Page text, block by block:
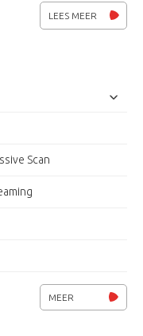
P-Iris lens geeft de
optimaliseert de Iris
dichtbij als veraf.
technologieën zal de
behoeften van
LEES MEER
Scan
MEER